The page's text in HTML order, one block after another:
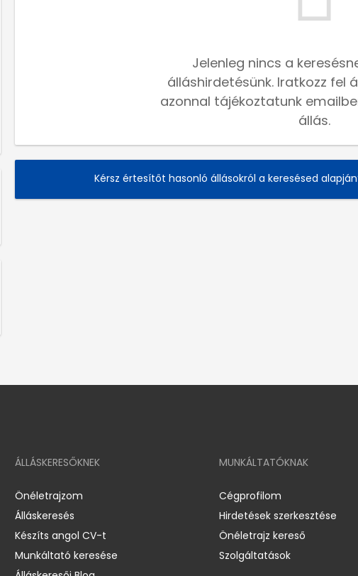
Jelenleg nincs a
álláshirdetésünk. Iratkozz fel
azonnal tájékoztatunk
állás.
Kérsz értesítőt hasonló állásokról a keresésed
ÁLLÁSKERESŐKNEK
Önéletrajzom
Álláskeresés
Készíts angol CV-t
Munkáltató keresése
MUNKÁLTATÓKNAK
Cégprofilom
Hirdetések szerkesztése
Önéletrajz kereső
Szolgáltatások